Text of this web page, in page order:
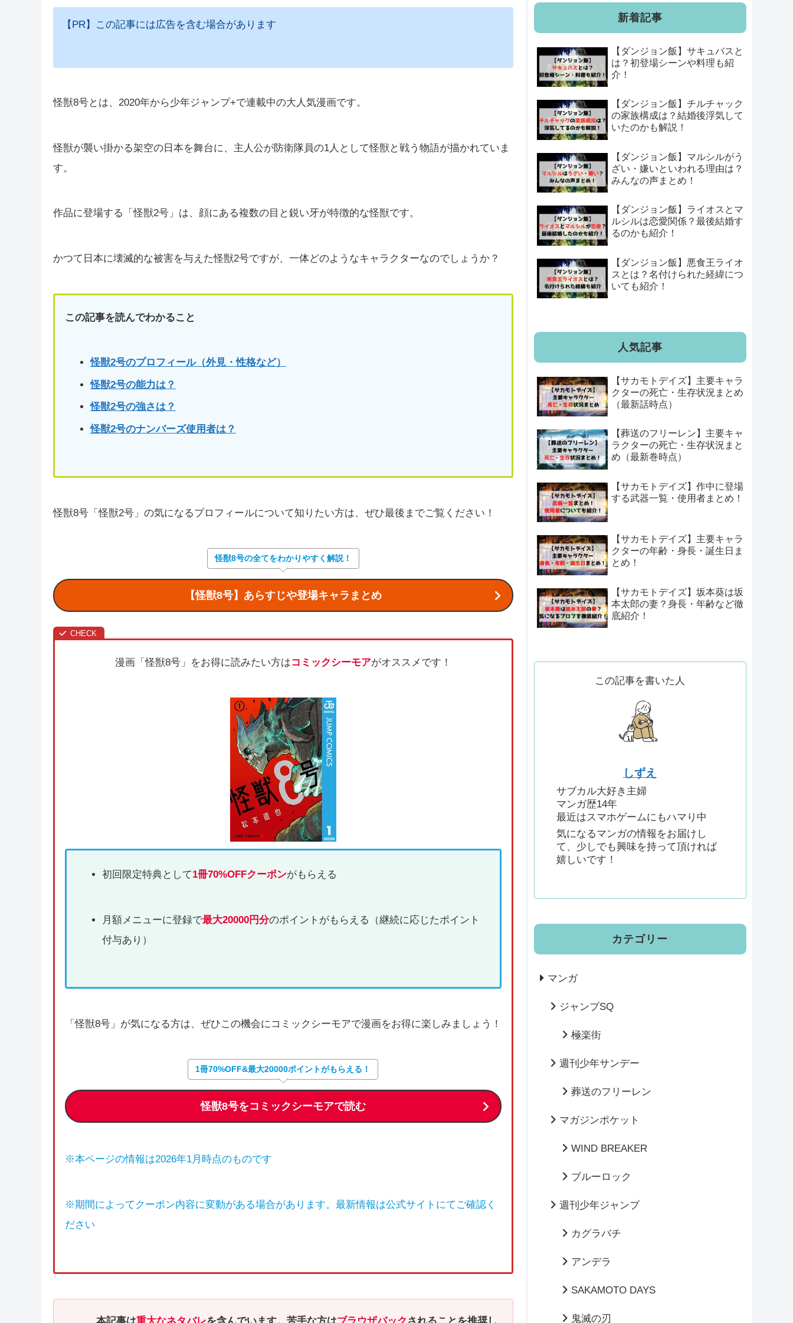
【PR】この記事には広告を含む場合があります
怪獣8号とは、2020年から少年ジャンプ+で連載中の大人気漫画です。
怪獣が襲い掛かる架空の日本を舞台に、主人公が防衛隊員の1人として怪獣と戦う物語が描かれていま
す。
作品に登場する「怪獣2号」は、顔にある複数の目と鋭い牙が特徴的な怪獣です。
かつて日本に壊滅的な被害を与えた怪獣2号ですが、一体どのようなキャラクターなのでしょうか？
この記事を読んでわかること
怪獣2号のプロフィール（外見・性格など）
怪獣2号の能力は？
怪獣2号の強さは？
怪獣2号のナンバーズ使用者は？
怪獣8号「怪獣2号」の気になるプロフィールについて知りたい方は、ぜひ最後までご覧ください！
怪獣8号の全てをわかりやすく解説！
【怪獣8号】あらすじや登場キャラまとめ
漫画「怪獣8号」をお得に読みたい方はコミックシーモアがオススメです！
初回限定特典として1冊70%OFFクーポンがもらえる
月額メニューに登録で最大20000円分のポイントがもらえる（継続に応じたポイント
付与あり）
「怪獣8号」が気になる方は、ぜひこの機会にコミックシーモアで漫画をお得に楽しみましょう！
1冊70%OFF&最大20000ポイントがもらえる！
怪獣8号をコミックシーモアで読む
※本ページの情報は2026年1月時点のものです
※期間によってクーポン内容に変動がある場合があります。最新情報は公式サイトにてご確認く
ださい
新着記事
【ダンジョン飯】サキュバスと
は？初登場シーンや料理も紹
介！
【ダンジョン飯】チルチャック
の家族構成は？結婚後浮気して
いたのかも解説！
【ダンジョン飯】マルシルがう
ざい・嫌いといわれる理由は？
みんなの声まとめ！
【ダンジョン飯】ライオスとマ
ルシルは恋愛関係？最後結婚す
るのかも紹介！
【ダンジョン飯】悪食王ライオ
スとは？名付けられた経緯につ
いても紹介！
人気記事
【サカモトデイズ】主要キャラ
クターの死亡・生存状況まとめ
（最新話時点）
【葬送のフリーレン】主要キャ
ラクターの死亡・生存状況まと
め（最新巻時点）
【サカモトデイズ】作中に登場
する武器一覧・使用者まとめ！
【サカモトデイズ】主要キャラ
クターの年齢・身長・誕生日ま
とめ！
【サカモトデイズ】坂本葵は坂
本太郎の妻？身長・年齢など徹
底紹介！
この記事を書いた人
しずえ
サブカル大好き主婦
マンガ歴14年
最近はスマホゲームにもハマり中
気になるマンガの情報をお届けし
て、少しでも興味を持って頂ければ
嬉しいです！
カテゴリー
マンガ
ジャンプSQ
極楽街
週刊少年サンデー
葬送のフリーレン
マガジンポケット
WIND BREAKER
ブルーロック
週刊少年ジャンプ
カグラバチ
アンデラ
SAKAMOTO DAYS
鬼滅の刃